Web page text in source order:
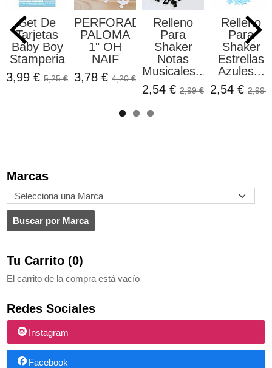
Marcas
Tu Carrito (0)
El carrito de la compra está vacío
Redes Sociales
Instagram
Facebook
Set De
Tarjetas
Baby Boy
Stamperia
3,99 € 5,25 €
PERFORADORA
PALOMA
1" OH
NAIF
3,78 € 4,20 €
Relleno
Para
Shaker
Notas
Musicales...
2,54 € 2,99 €
Relleno
Para
Shaker
Estrellas
Azules...
2,54 € 2,99 €